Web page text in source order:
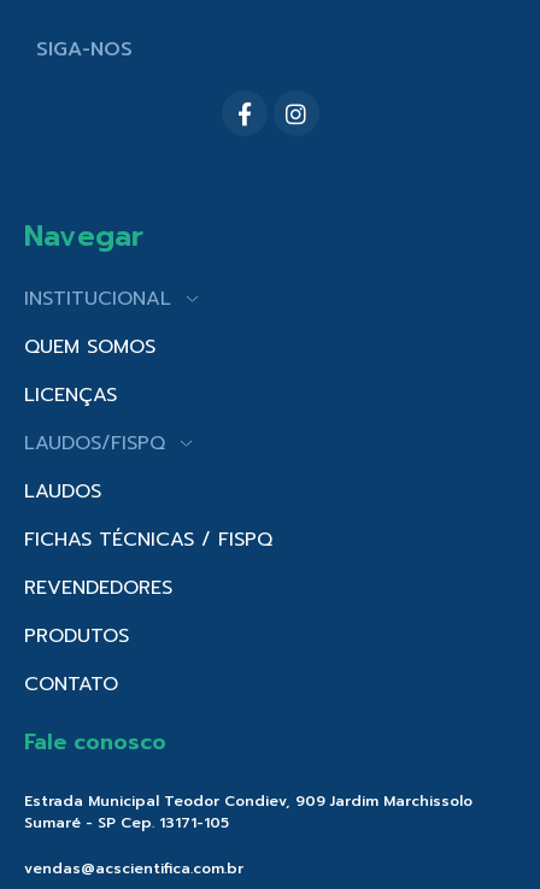
SIGA-NOS
Navegar
INSTITUCIONAL
QUEM SOMOS
LICENÇAS
LAUDOS/FISPQ
LAUDOS
FICHAS TÉCNICAS / FISPQ
REVENDEDORES
PRODUTOS
CONTATO
Fale conosco
Estrada Municipal Teodor Condiev, 909 Jardim Marchissolo
Sumaré - SP Cep. 13171-105
vendas@acscientifica.com.br